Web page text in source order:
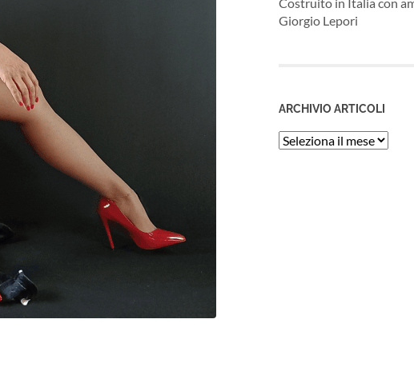
Giorgio Lepori
ARCHIVIO ARTICOLI
Archivio